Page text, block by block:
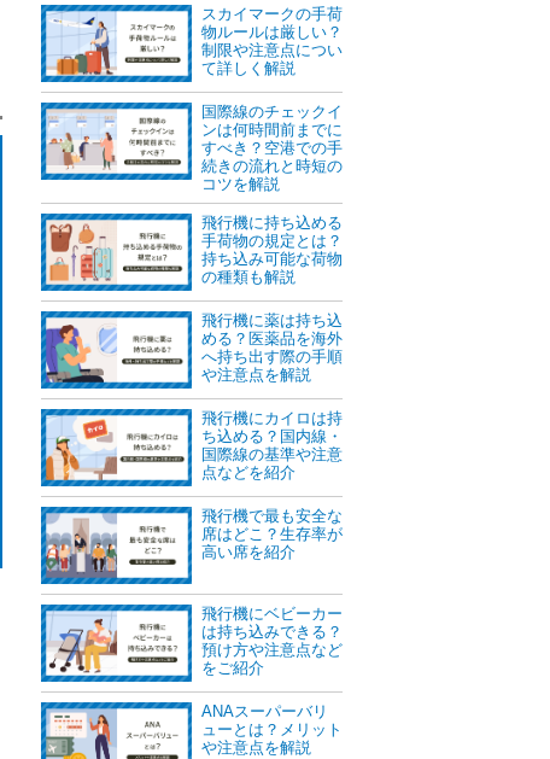
スカイマークの手荷
物ルールは厳しい？
制限や注意点につい
て詳しく解説
国際線のチェックイ
ンは何時間前までに
すべき？空港での手
続きの流れと時短の
コツを解説
飛行機に持ち込める
手荷物の規定とは？
持ち込み可能な荷物
の種類も解説
飛行機に薬は持ち込
める？医薬品を海外
へ持ち出す際の手順
や注意点を解説
飛行機にカイロは持
ち込める？国内線・
国際線の基準や注意
点などを紹介
飛行機で最も安全な
席はどこ？生存率が
高い席を紹介
飛行機にベビーカー
は持ち込みできる？
預け方や注意点など
をご紹介
ANAスーパーバリ
ューとは？メリット
や注意点を解説